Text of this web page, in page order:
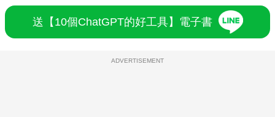
送【10個ChatGPT的好工具】電子書
ADVERTISEMENT